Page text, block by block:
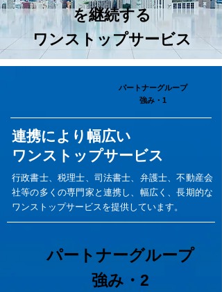
を継続する
ワンストップサービス
パートナーグループ
強み・1
連携により幅広い
ワンストップサービス
行政書士、税理士、司法書士、弁護士、不動産会
社等の多くの専門家と連携し、幅広く、長期的な
ワンストップサービスを提供しています。
パートナーグループ
強み・2